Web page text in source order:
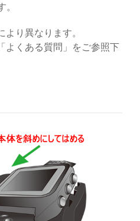
り異なります。
よくある質問」をご参照下